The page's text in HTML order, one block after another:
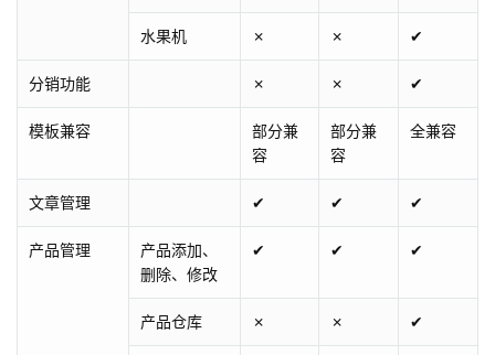
水果机 ✗ ✗ ✔
分销功能 ✗ ✗ ✔
模板兼容
部分兼
容
部分兼
容
全兼容
文章管理 ✔ ✔ ✔
产品管理
产品添加、
删除、修改
✔ ✔ ✔
产品仓库 ✗ ✗ ✔